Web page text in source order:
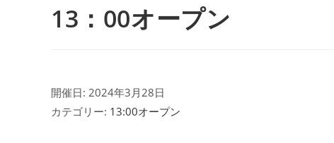
13：00オープン
開催日: 2024年3月28日
カテゴリー: 13:00オープン